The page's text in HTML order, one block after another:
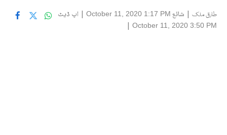
طارق ملک | شائع October 11, 2020 1:17 PM
| اپ ڈیٹ
October 11, 2020 3:50 PM
|